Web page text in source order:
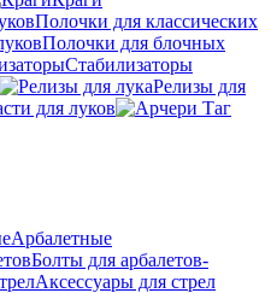
Полочки для классических
Полочки для блочных
Стабилизаторы
Релизы для
для луков
Арбалетные
Болты для арбалетов-
Аксессуары для стрел